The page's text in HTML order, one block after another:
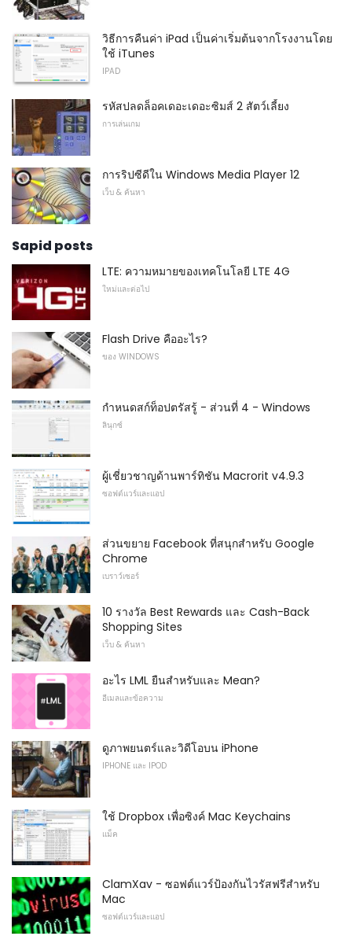
วิธีการคืนค่า iPad เป็นค่าเริ่มต้นจากโรงงานโดย
ใช้ iTunes
IPAD
รหัสปลดล็อคเดอะเดอะซิมส์ 2 สัตว์เลี้ยง
การเล่นเกม
การริปซีดีใน Windows Media Player 12
เว็บ & ค้นหา
Sapid posts
LTE: ความหมายของเทคโนโลยี LTE 4G
ใหม่และต่อไป
Flash Drive คืออะไร?
ของ WINDOWS
กำหนดสก์ท็อปตรัสรู้ - ส่วนที่ 4 - Windows
ลินุกซ์
ผู้เชี่ยวชาญด้านพาร์ทิชัน Macrorit v4.9.3
ซอฟต์แวร์และแอป
ส่วนขยาย Facebook ที่สนุกสำหรับ Google
Chrome
เบราว์เซอร์
10 รางวัล Best Rewards และ Cash-Back
Shopping Sites
เว็บ & ค้นหา
อะไร LML ยืนสำหรับและ Mean?
อีเมลและข้อความ
ดูภาพยนตร์และวิดีโอบน iPhone
IPHONE และ IPOD
ใช้ Dropbox เพื่อซิงค์ Mac Keychains
แม็ค
ClamXav - ซอฟต์แวร์ป้องกันไวรัสฟรีสำหรับ
Mac
ซอฟต์แวร์และแอป